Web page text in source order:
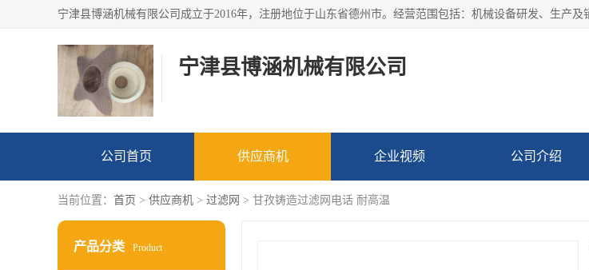
宁津县博涵机械有限公司
公司首页 供应商机 企业视频 公司介绍
当前位置： 首页 > 供应商机 > 过滤网 > 甘孜铸造过滤网电话 耐高温
产品分类 Product